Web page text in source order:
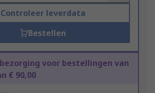
Controleer leverdata
Bestellen
bezorging voor bestellingen van
€ 90,00